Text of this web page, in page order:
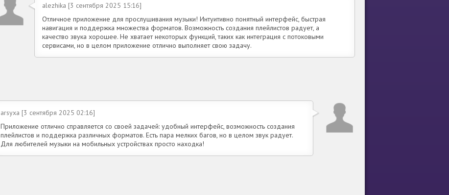
alezhika [3 сентября 2025 15:16]
Отличное приложение для прослушивания музыки! Интуитивно понятный интерфейс, быстрая
навигация и поддержка множества форматов. Возможность создания плейлистов радует, а
качество звука хорошее. Не хватает некоторых функций, таких как интеграция с потоковыми
сервисами, но в целом приложение отлично выполняет свою задачу.
arsyxa [3 сентября 2025 02:16]
Приложение отлично справляется со своей задачей: удобный интерфейс, возможность создания
плейлистов и поддержка различных форматов. Есть пара мелких багов, но в целом звук радует.
Для любителей музыки на мобильных устройствах просто находка!